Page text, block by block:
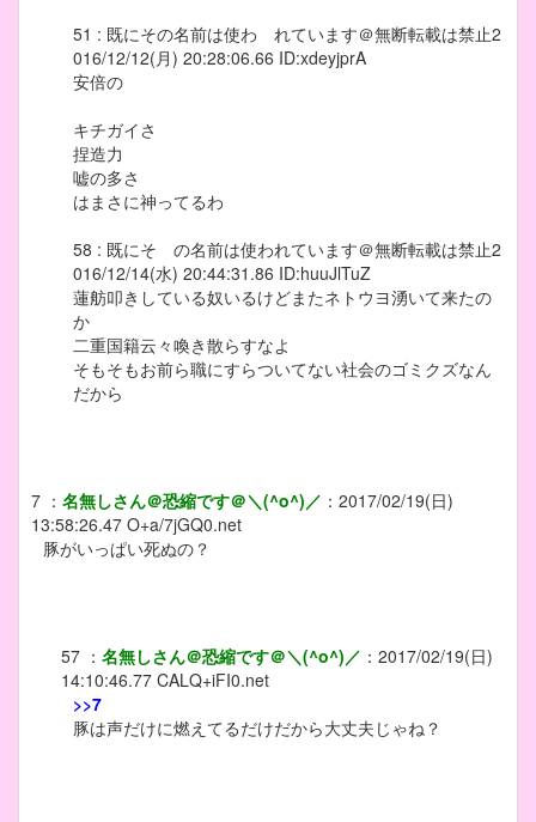
51 : 既にその名前は使わ れています＠無断転載は禁止2
016/12/12(月) 20:28:06.66 ID:xdeyjprA
安倍の
キチガイさ
捏造力
嘘の多さ
はまさに神ってるわ
58 : 既にそ の名前は使われています＠無断転載は禁止2
016/12/14(水) 20:44:31.86 ID:huuJlTuZ
蓮舫叩きしている奴いるけどまたネトウヨ湧いて来たの
か
二重国籍云々喚き散らすなよ
そもそもお前ら職にすらついてない社会のゴミクズなん
だから
7 ： 名無しさん＠恐縮です＠＼(^o^)／ ： 2017/02/19(日)
13:58:26.47 O+a/7jGQ0.net
豚がいっぱい死ぬの？
57 ： 名無しさん＠恐縮です＠＼(^o^)／ ： 2017/02/19(日)
14:10:46.77 CALQ+iFI0.net
>>7
豚は声だけに燃えてるだけだから大丈夫じゃね？